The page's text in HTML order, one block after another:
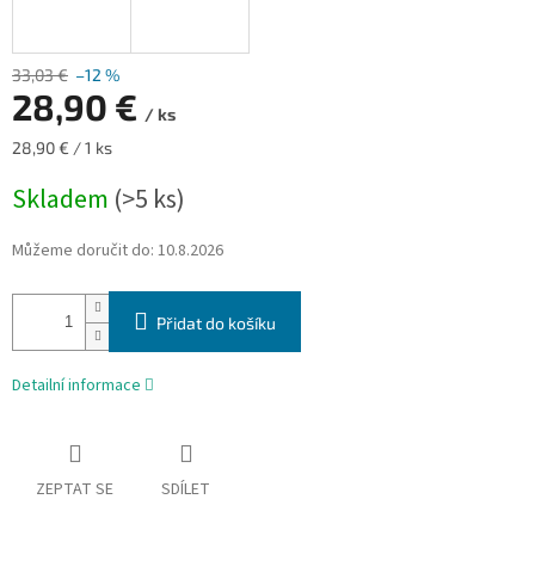
33,03 € –12 %
28,90 € / ks
Měrná
28,90 € / 1 ks
Skladem (>5 ks)
Můžeme doručit do: 10.8.2026
Přidat do košíku
Detailní informace
ZEPTAT SE SDÍLET